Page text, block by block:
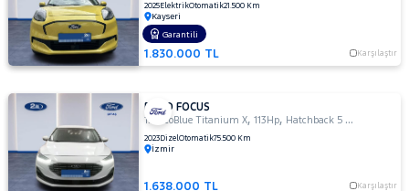
2025ElektrikOtomatik21.500 Km
Kayseri
1.830.000 TL Karşılaştır
Garantili
FORD FOCUS
1.5 EcoBlue Titanium X,113Hp, Hatchback 5 Kapı
2023DizelOtomatik75.500 Km
İzmir
1.638.000 TL Karşılaştır